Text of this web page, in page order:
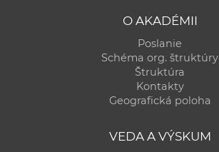
O AKADÉMII
Poslanie
Schéma org. štruktúry
Štruktúra
Kontakty
Geografická poloha
VEDA A VÝSKUM